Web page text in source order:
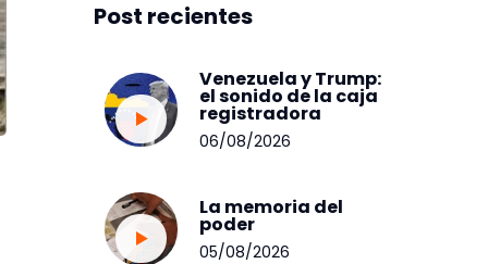
Post recientes
Venezuela y Trump:
el sonido de la caja
registradora
06/08/2026
La memoria del
poder
05/08/2026